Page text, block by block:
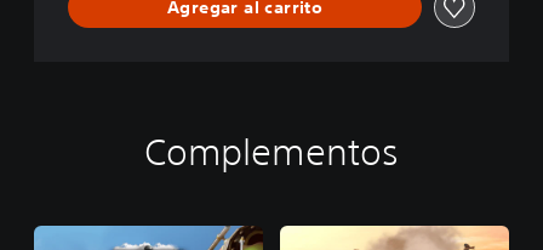
Agregar al carrito
Complementos